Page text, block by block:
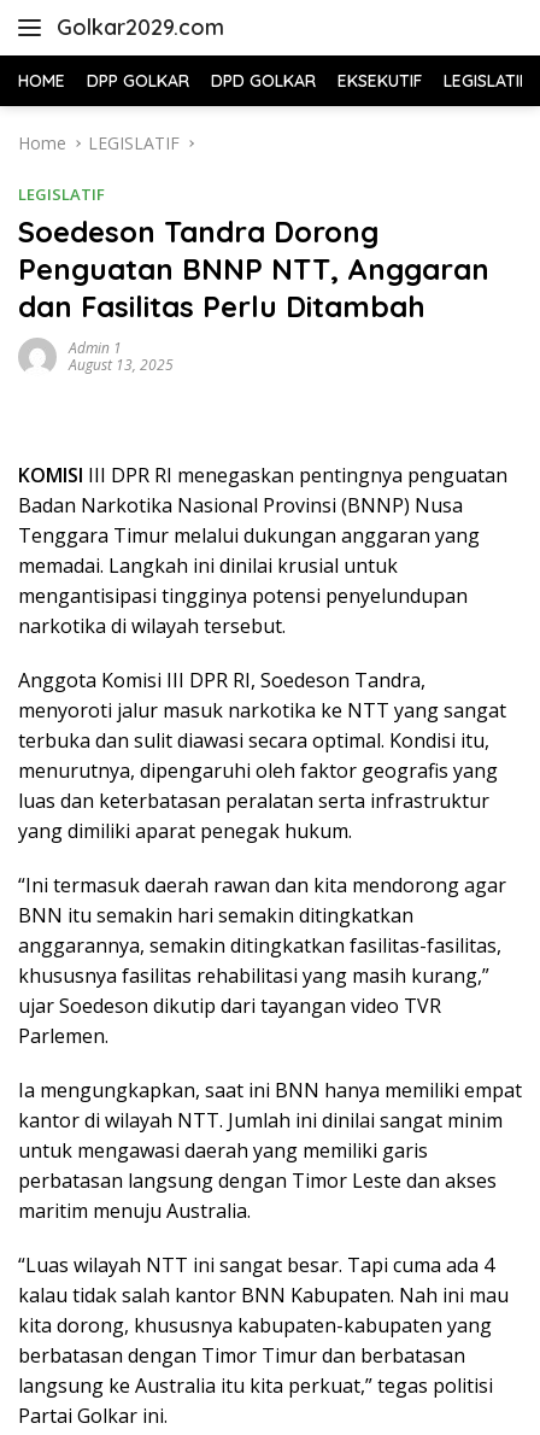
Golkar2029.com
HOME DPP GOLKAR DPD GOLKAR EKSEKUTIF LEGISLATIF
Home LEGISLATIF
LEGISLATIF
Soedeson Tandra Dorong
Penguatan BNNP NTT, Anggaran
dan Fasilitas Perlu Ditambah
Admin 1
August 13, 2025
KOMISI III DPR RI menegaskan pentingnya penguatan
Badan Narkotika Nasional Provinsi (BNNP) Nusa
Tenggara Timur melalui dukungan anggaran yang
memadai. Langkah ini dinilai krusial untuk
mengantisipasi tingginya potensi penyelundupan
narkotika di wilayah tersebut.
Anggota Komisi III DPR RI, Soedeson Tandra,
menyoroti jalur masuk narkotika ke NTT yang sangat
terbuka dan sulit diawasi secara optimal. Kondisi itu,
menurutnya, dipengaruhi oleh faktor geografis yang
luas dan keterbatasan peralatan serta infrastruktur
yang dimiliki aparat penegak hukum.
“Ini termasuk daerah rawan dan kita mendorong agar
BNN itu semakin hari semakin ditingkatkan
anggarannya, semakin ditingkatkan fasilitas-fasilitas,
khususnya fasilitas rehabilitasi yang masih kurang,”
ujar Soedeson dikutip dari tayangan video TVR
Parlemen.
Ia mengungkapkan, saat ini BNN hanya memiliki empat
kantor di wilayah NTT. Jumlah ini dinilai sangat minim
untuk mengawasi daerah yang memiliki garis
perbatasan langsung dengan Timor Leste dan akses
maritim menuju Australia.
“Luas wilayah NTT ini sangat besar. Tapi cuma ada 4
kalau tidak salah kantor BNN Kabupaten. Nah ini mau
kita dorong, khususnya kabupaten-kabupaten yang
berbatasan dengan Timor Timur dan berbatasan
langsung ke Australia itu kita perkuat,” tegas politisi
Partai Golkar ini.